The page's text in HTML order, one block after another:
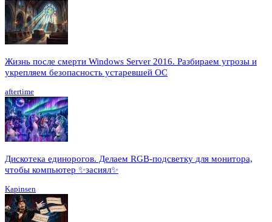
Жизнь после смерти Windows Server 2016. Разбираем угрозы и
укрепляем безопасность устаревшей ОС
aftertime
Дискотека единорогов. Делаем RGB-подсветку для монитора,
чтобы компьютер ✨засиял✨
Kapinsen